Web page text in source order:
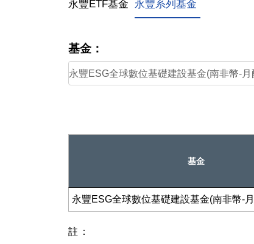
永豐ETF基金 永豐系列基金
基金：
基金
永豐ESG全球數位基礎建設基金(南非幣-
註：